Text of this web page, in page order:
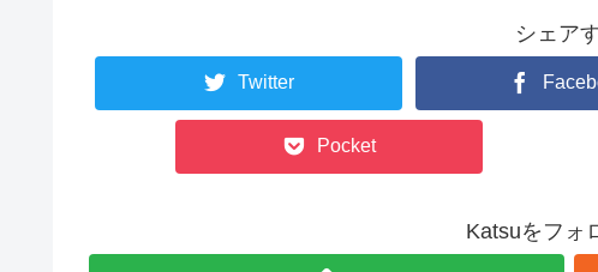
シェア
Twitter
Pocket
Katsuをフォ